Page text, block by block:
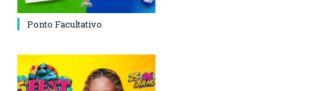
Ponto Facultativo